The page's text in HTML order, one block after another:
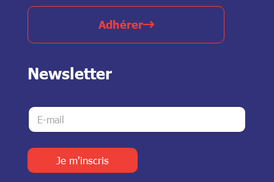
Adhérer
Newsletter
-
m
i
E
E
m
a
l
Je m'inscris